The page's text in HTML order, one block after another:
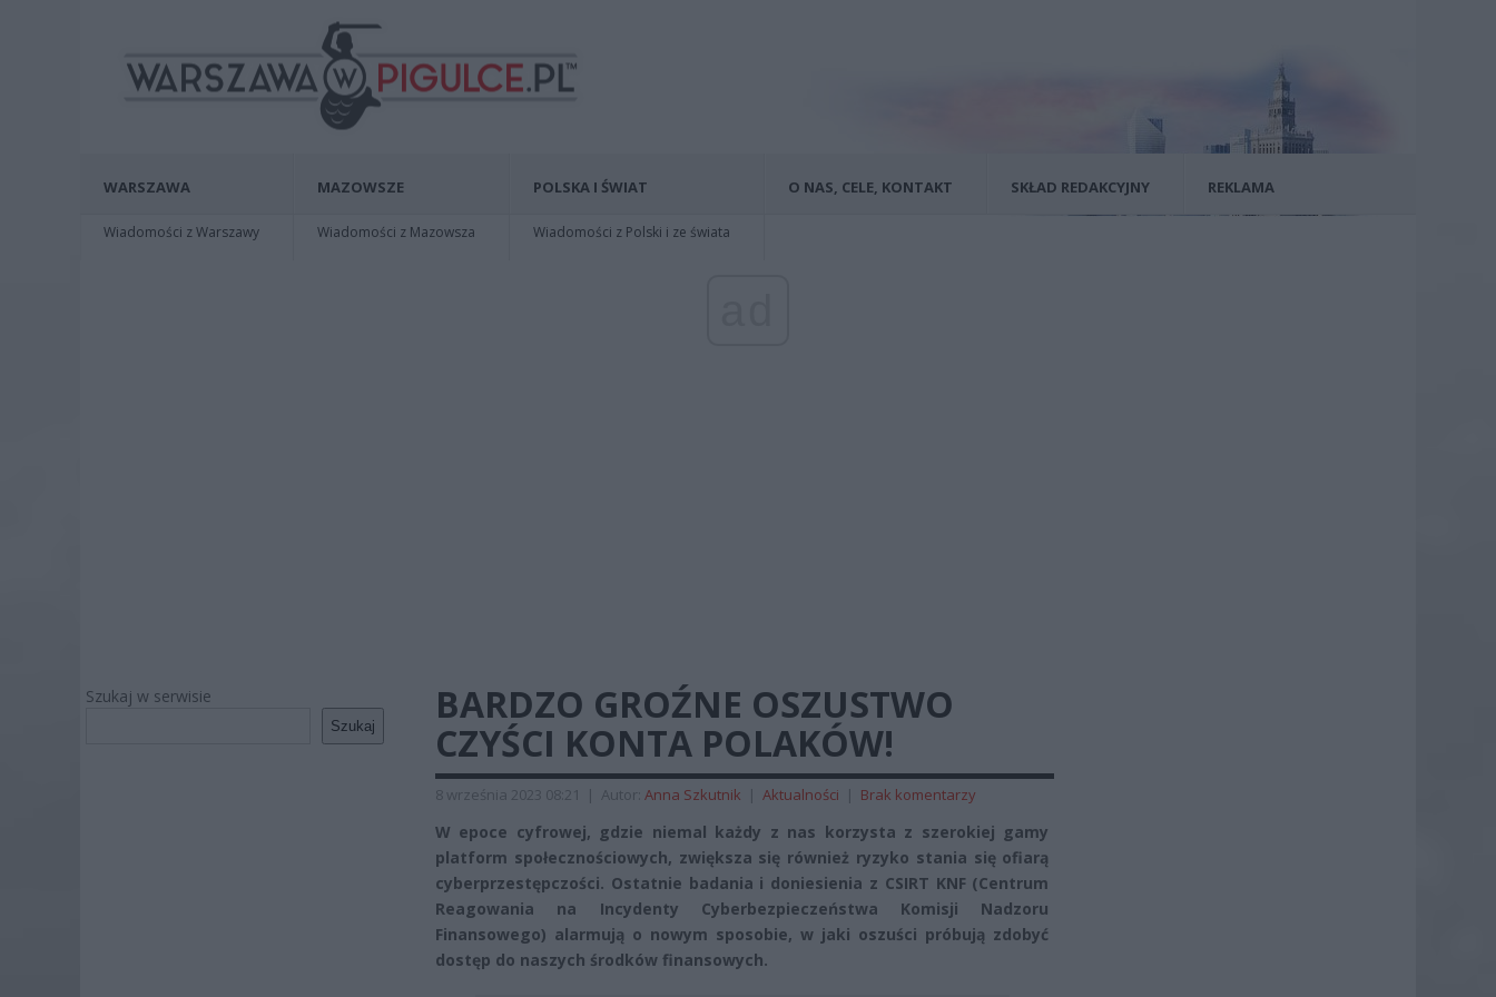
WARSZAWA
Wiadomości z Warszawy
MAZOWSZE
Wiadomości z Mazowsza
POLSKA I ŚWIAT
Wiadomości z Polski i ze świata
O NAS, CELE, KONTAKT SKŁAD REDAKCYJNY REKLAMA
Szukaj w serwisie
Szukaj
BARDZO GROŹNE OSZUSTWO
CZYŚCI KONTA POLAKÓW!
8 września 2023 08:21 | Autor: Anna Szkutnik | Aktualności | Brak komentarzy
W epoce cyfrowej, gdzie niemal każdy z nas korzysta z szerokiej gamy
platform społecznościowych, zwiększa się również ryzyko stania się ofiarą
cyberprzestępczości. Ostatnie badania i doniesienia z CSIRT KNF (Centrum
Reagowania na Incydenty Cyberbezpieczeństwa Komisji Nadzoru
Finansowego) alarmują o nowym sposobie, w jaki oszuści próbują zdobyć
dostęp do naszych środków finansowych.